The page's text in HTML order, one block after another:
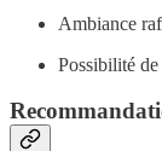
Ambiance
Possibilité de